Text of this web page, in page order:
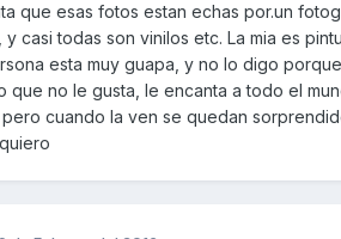
que esas fotos estan echas por.un
y casi todas son vinilos etc. La mia es
esta muy guapa, y no lo digo
que no le gusta, le encanta a todo el
cuando la ven se quedan